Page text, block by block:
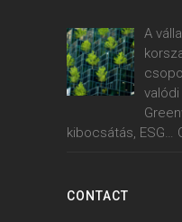
A
kibocsátás, ESG…
CONTACT